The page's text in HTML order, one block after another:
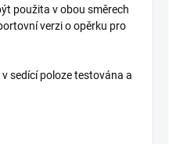
použita v obou směrech
verzi o opěrku pro
sedící poloze testována a